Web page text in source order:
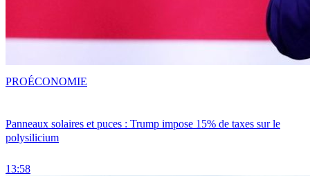
Panneaux solaires et puces : Trump impose 15% de taxes sur le
polysilicium
13:58
PROÉCONOMIE